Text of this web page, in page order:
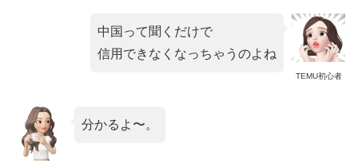
TEMU初心者
中国って聞くだけで
信用できなくなっちゃうのよね
分かるよ〜。